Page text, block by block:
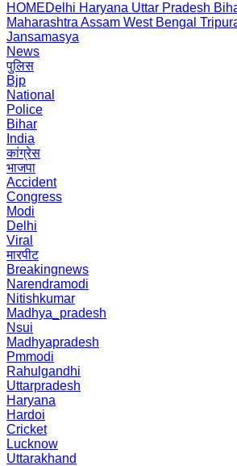
HOMEDelhi Haryana Uttar Pradesh
Maharashtra Assam West Bengal
Jansamasya
News
पुलिस
Bjp
National
Police
Bihar
India
कांग्रेस
भाजपा
Accident
Congress
Modi
Delhi
Viral
मारपीट
Breakingnews
Narendramodi
Nitishkumar
Madhya_pradesh
Nsui
Madhyapradesh
Pmmodi
Rahulgandhi
Uttarpradesh
Haryana
Hardoi
Cricket
Lucknow
Uttarakhand